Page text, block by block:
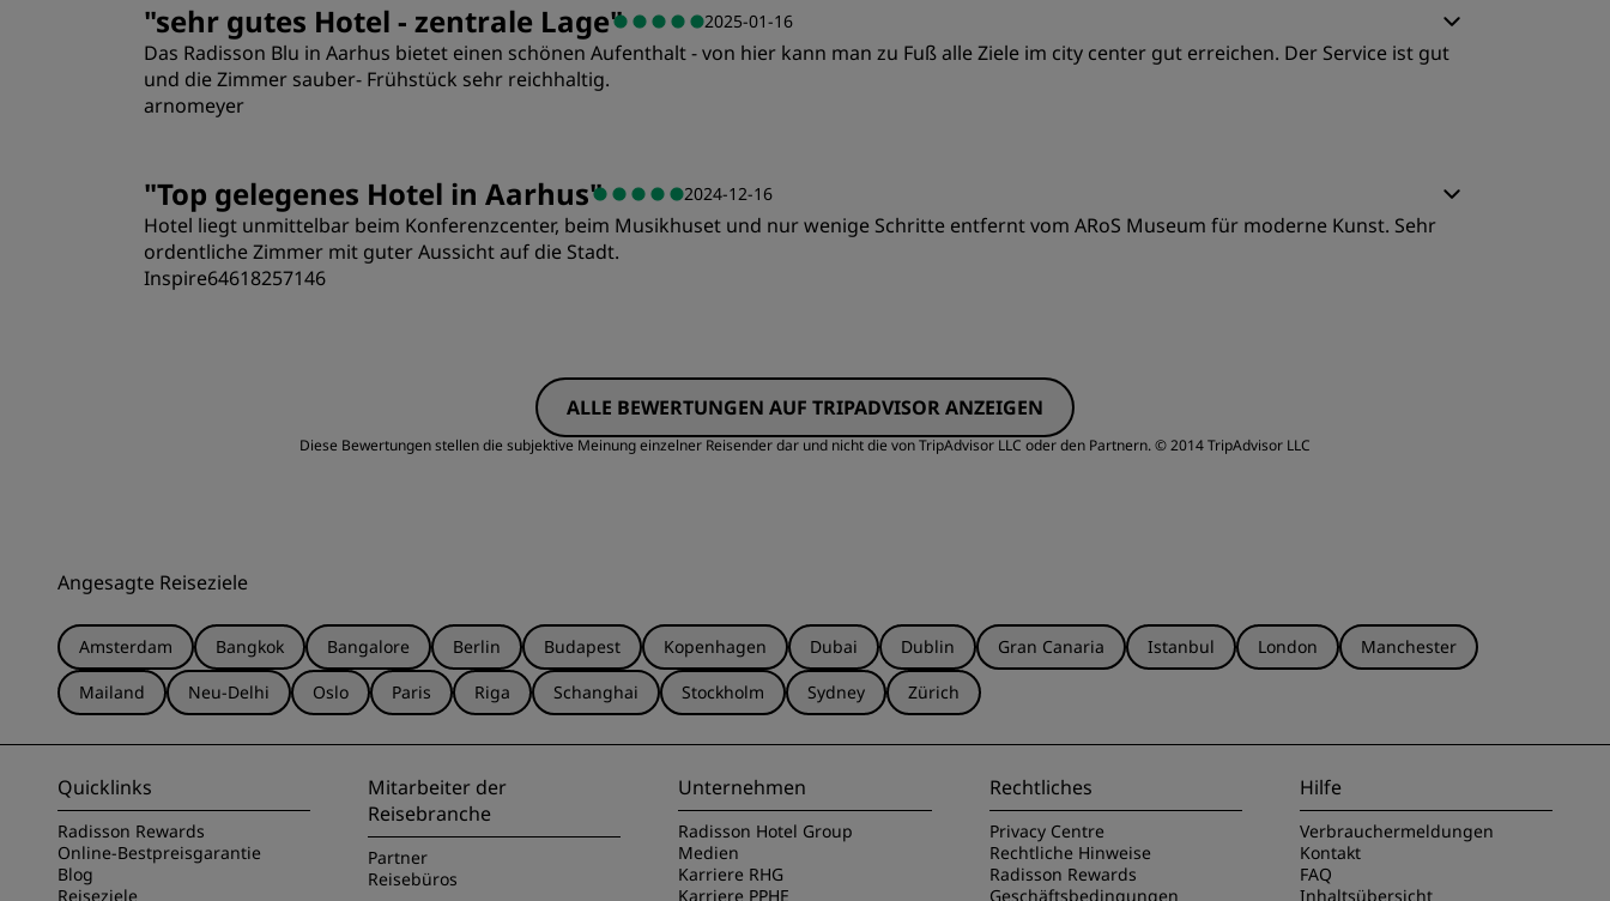
Lage Service
"sehr gutes Hotel - zentrale Lage" 2025-01-16
Das Radisson Blu in Aarhus bietet einen schönen Aufenthalt - von hier kann man zu Fuß alle Ziele im city center gut erreichen. Der Service ist gut
und die Zimmer sauber- Frühstück sehr reichhaltig.
arnomeyer
Lage Sauberkeit
"Top gelegenes Hotel in Aarhus" 2024-12-16
Hotel liegt unmittelbar beim Konferenzcenter, beim Musikhuset und nur wenige Schritte entfernt vom ARoS Museum für moderne Kunst. Sehr
ordentliche Zimmer mit guter Aussicht auf die Stadt.
Inspire64618257146
Sauberkeit Service
ALLE BEWERTUNGEN AUF TRIPADVISOR ANZEIGEN
Diese Bewertungen stellen die subjektive Meinung einzelner Reisender dar und nicht die von TripAdvisor LLC oder den Partnern.© 2014 TripAdvisor LLC
Angesagte Reiseziele
Amsterdam Bangkok Bangalore Berlin Budapest Kopenhagen Dubai Dublin Gran Canaria Istanbul London
Manchester
Mailand
Neu-Delhi Oslo Paris Riga Schanghai Stockholm Sydney Zürich
Quicklinks
Radisson Rewards
Online-Bestpreisgarantie
Blog
Reiseziele
Mitarbeiter der
Reisebranche
Partner
Reisebüros
Unternehmen
Radisson Hotel Group
Medien
Karriere RHG
Karriere PPHE
Rechtliches
Privacy Centre
Rechtliche Hinweise
Radisson Rewards
Geschäftsbedingungen
Hilfe
Verbrauchermeldungen
Kontakt
FAQ
Inhaltsübersicht